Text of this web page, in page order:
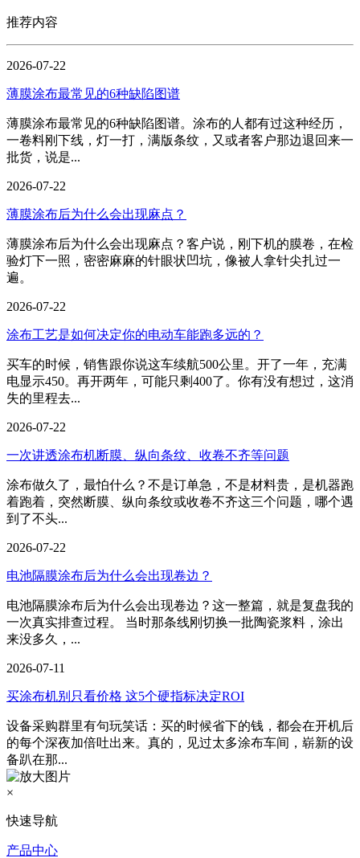
推荐内容
2026-07-22
薄膜涂布最常见的6种缺陷图谱
薄膜涂布最常见的6种缺陷图谱。涂布的人都有过这种经历，
一卷料刚下线，灯一打，满版条纹，又或者客户那边退回来一
批货，说是...
2026-07-22
薄膜涂布后为什么会出现麻点？
薄膜涂布后为什么会出现麻点？客户说，刚下机的膜卷，在检
验灯下一照，密密麻麻的针眼状凹坑，像被人拿针尖扎过一
遍。
2026-07-22
涂布工艺是如何决定你的电动车能跑多远的？
买车的时候，销售跟你说这车续航500公里。开了一年，充满
电显示450。再开两年，可能只剩400了。你有没有想过，这消
失的里程去...
2026-07-22
一次讲透涂布机断膜、纵向条纹、收卷不齐等问题
涂布做久了，最怕什么？不是订单急，不是材料贵，是机器跑
着跑着，突然断膜、纵向条纹或收卷不齐这三个问题，哪个遇
到了不头...
2026-07-22
电池隔膜涂布后为什么会出现卷边？
电池隔膜涂布后为什么会出现卷边？这一整篇，就是复盘我的
一次真实排查过程。 当时那条线刚切换一批陶瓷浆料，涂出
来没多久，...
2026-07-11
买涂布机别只看价格 这5个硬指标决定ROI
设备采购群里有句玩笑话：买的时候省下的钱，都会在开机后
的每个深夜加倍吐出来。真的，见过太多涂布车间，崭新的设
备趴在那...
×
快速导航
产品中心